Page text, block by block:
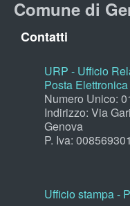
Comune di
Contatti
URP - Ufficio
Posta
Numero Unico:
Indirizzo: Via
Genova
P. Iva:
Ufficio stampa -